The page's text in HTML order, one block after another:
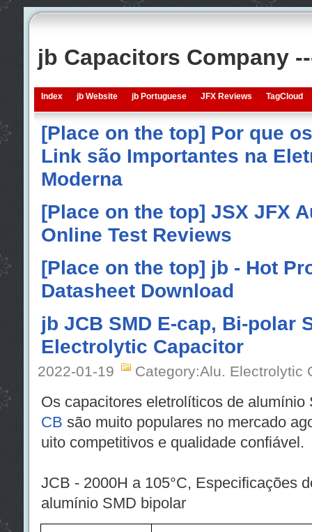
jb Capacitors Company
Index jb Website jb Portuguese JFX Reviews TagCloud
[Place on the top] Por que
Link são Importantes na
Moderna
[Place on the top] JSX JFX
Online Test Reviews
[Place on the top] jb - Hot
Datasheet Download
jb JCB SMD E-cap, Bi-polar
Electrolytic Capacitor
2022-01-19 Category:Alu. Electrolytic
Os capacitores eletrolíticos de
CB são muito populares no mercado
uito competitivos e qualidade confiável.
JCB - 2000H a 105°C, Especificações
alumínio SMD bipolar